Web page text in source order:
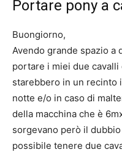
Portare pony a
Buongiorno,
Avendo grande spazio a
portare i miei due cavalli
starebbero in un recinto
notte e/o in caso di
della macchina che è
sorgevano però il
possibile tenere due